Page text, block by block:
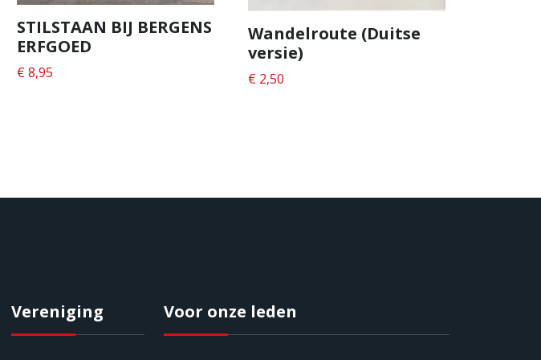
STILSTAAN BIJ BERGENS
ERFGOED
€ 8,95
Wandelroute (Duitse
versie)
€ 2,50
Vereniging Voor onze leden